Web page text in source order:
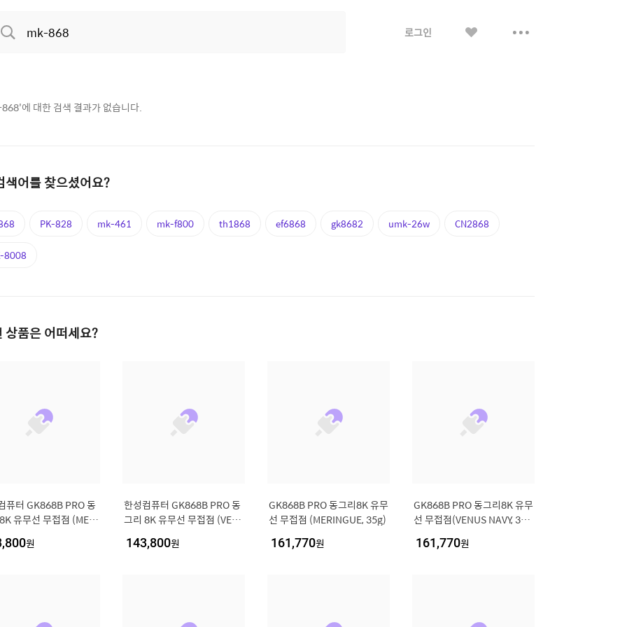
로그인 보
'에 대한 검색 결과가 없습니다.
색어를 찾으셨어요?
PK-828 mk-461 mk-f800 th1868 ef6868 gk8682 umk-26w CN2868
8008
상품은 어떠세요?
퓨터 GK868B PRO 동
유무선 무접점 (MERI
원
한성컴퓨터 GK868B PRO 동
그리 8K 유무선 무접점 (VEN
143,800원
GK868B PRO 동그리8K 유무
선 무접점 (MERINGUE, 35g)
161,770원
GK868B PRO 동그리8K 유무
선 무접점(VENUS NAVY, 35
161,770원